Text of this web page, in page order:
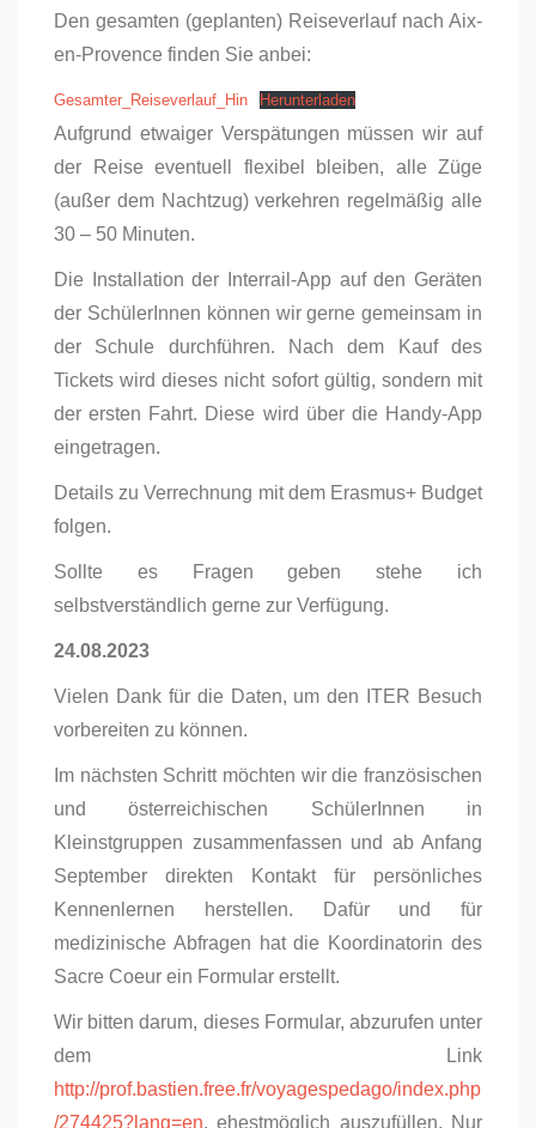
Den gesamten (geplanten) Reiseverlauf nach Aix-
en-Provence finden Sie anbei:
Gesamter_Reiseverlauf_Hin Herunterladen
Aufgrund etwaiger Verspätungen müssen wir auf
der Reise eventuell flexibel bleiben, alle Züge
(außer dem Nachtzug) verkehren regelmäßig alle
30 – 50 Minuten.
Die Installation der Interrail-App auf den Geräten
der SchülerInnen können wir gerne gemeinsam in
der Schule durchführen. Nach dem Kauf des
Tickets wird dieses nicht sofort gültig, sondern mit
der ersten Fahrt. Diese wird über die Handy-App
eingetragen.
Details zu Verrechnung mit dem Erasmus+ Budget
folgen.
Sollte es Fragen geben stehe ich
selbstverständlich gerne zur Verfügung.
24.08.2023
Vielen Dank für die Daten, um den ITER Besuch
vorbereiten zu können.
Im nächsten Schritt möchten wir die französischen
und österreichischen SchülerInnen in
Kleinstgruppen zusammenfassen und ab Anfang
September direkten Kontakt für persönliches
Kennenlernen herstellen. Dafür und für
medizinische Abfragen hat die Koordinatorin des
Sacre Coeur ein Formular erstellt.
Wir bitten darum, dieses Formular, abzurufen unter
dem Link
http://prof.bastien.free.fr/voyagespedago/index.php
/274425?lang=en, ehestmöglich auszufüllen. Nur